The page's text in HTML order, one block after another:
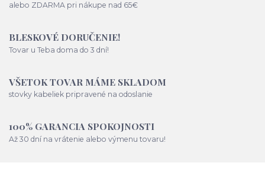
alebo ZDARMA pri nákupe nad 65€
BLESKOVÉ DORUČENIE!
Tovar u Teba doma do 3 dní!
VŠETOK TOVAR MÁME SKLADOM
stovky kabeliek pripravené na odoslanie
100% GARANCIA SPOKOJNOSTI
Až 30 dní na vrátenie alebo výmenu tovaru!